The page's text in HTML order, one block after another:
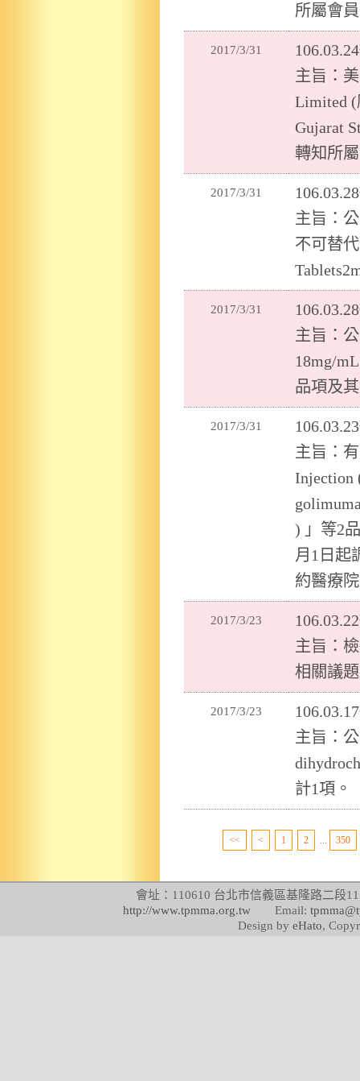
所屬會
2017/3/31
主旨：
Limited (
Gujarat
轉知所
2017/3/31
主旨：
不可替
2017/3/31
主旨：
18mg/
品項及
2017/3/31
主旨：
Injection
) 」等2
月1日起
約醫療
2017/3/23
主旨：
相關議
2017/3/23
主旨：
計1項。
<< < 1 2 ... 350
會址：110610 台北市信義區基隆路二
http://www.tpmma.org.twEmail:
Design by eHato,